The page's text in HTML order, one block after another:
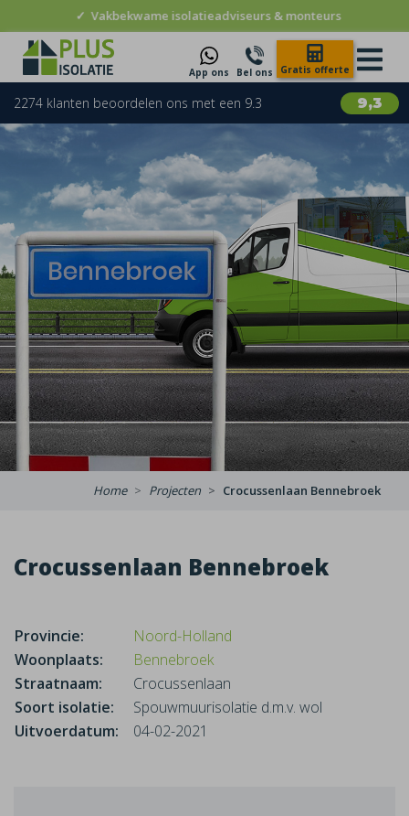
✓ Vakbekwame isolatieadviseurs & monteurs
App ons Bel ons Gratis offerte
9,3
2274 klanten beoordelen ons met een 9.3
Home Projecten Crocussenlaan Bennebroek
Crocussenlaan Bennebroek
Provincie:
Noord-Holland
Woonplaats:
Bennebroek
Straatnaam:
Crocussenlaan
Soort isolatie:
Spouwmuurisolatie d.m.v. wol
Uitvoerdatum:
04-02-2021